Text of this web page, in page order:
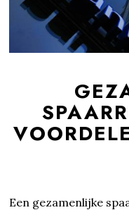
Een gezamenlijke